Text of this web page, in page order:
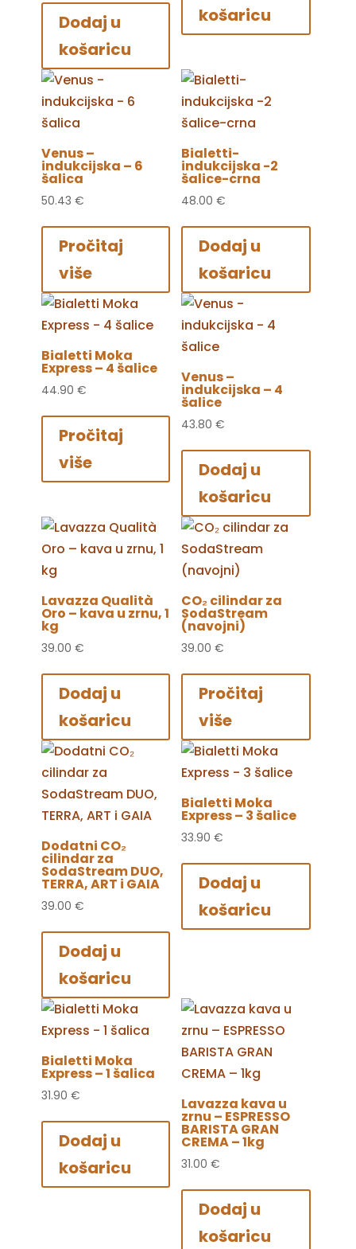
Dodaj u
košaricu
košaricu
Venus –
indukcijska – 6
šalica
50.43 €
Pročitaj
više
Bialetti-
indukcijska -2
šalice-crna
48.00€
Dodaj u
košaricu
Bialetti Moka
Express – 4 šalice
44.90 €
Pročitaj
više
Venus –
indukcijska – 4
šalice
43.80€
Dodaj u
košaricu
Lavazza Qualità
Oro – kava u zrnu, 1
kg
39.00 €
Dodaj u
košaricu
CO₂ cilindar za
SodaStream
(navojni)
39.00€
Pročitaj
više
Dodatni CO₂
cilindar za
SodaStream DUO,
TERRA, ART i GAIA
39.00 €
Dodaj u
košaricu
Bialetti Moka
Express – 3 šalice
33.90€
Dodaj u
košaricu
Bialetti Moka
Express – 1 šalica
31.90 €
Dodaj u
košaricu
Lavazza kava u
zrnu – ESPRESSO
BARISTA GRAN
CREMA – 1kg
31.00€
Dodaj u
košaricu